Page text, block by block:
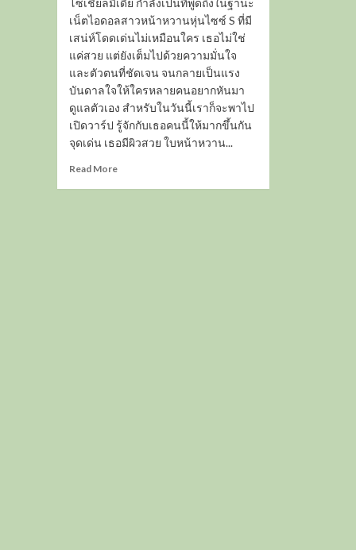
โซเชียลมีเดีย กำลังเป็นที่พูดถึงในฐานะ
เน็ตไอดอลสาวหน้าหวานหุ่นไซซ์ S ที่มี
เสน่ห์โดดเด่นไม่เหมือนใคร เธอไม่ใช่
แค่สวย แต่ยังเต็มไปด้วยความมั่นใจ
และตัวตนที่ชัดเจน จนกลายเป็นแรง
บันดาลใจให้ใครหลายคนอยากหันมา
ดูแลตัวเอง สำหรับในวันนี้เราก็จะพาไป
เปิดวาร์ป รู้จักกับเธอคนนี้ให้มากขึ้นกัน
จุดเด่น เธอมีผิวสวย ใบหน้าหวาน...
Read MoreRead